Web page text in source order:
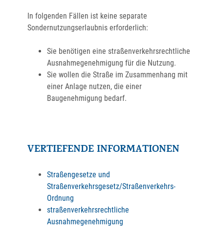
In folgenden Fällen ist keine separate
Sondernutzungserlaubnis erforderlich:
Sie benötigen eine straßenverkehrsrechtliche
Ausnahmegenehmigung für die Nutzung.
Sie wollen die Straße im Zusammenhang mit
einer Anlage nutzen, die einer
Baugenehmigung bedarf.
VERTIEFENDE INFORMATIONEN
Straßengesetze und
Straßenverkehrsgesetz/Straßenverkehrs-
Ordnung
straßenverkehrsrechtliche
Ausnahmegenehmigung